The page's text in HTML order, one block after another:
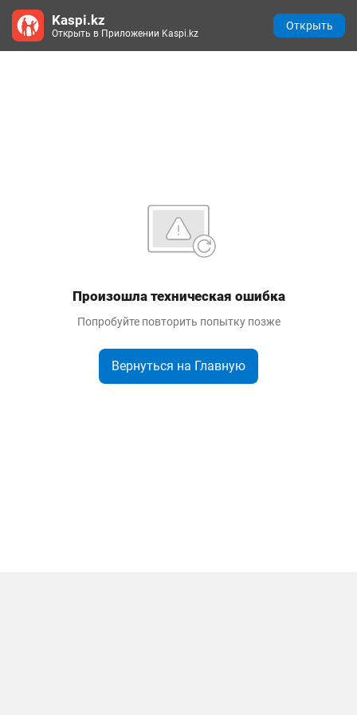
Произошла техническая ошибка
Попробуйте повторить попытку позже
Вернуться на Главную
Kaspi.kz
Открыть в Приложении Kaspi.kz
Открыть